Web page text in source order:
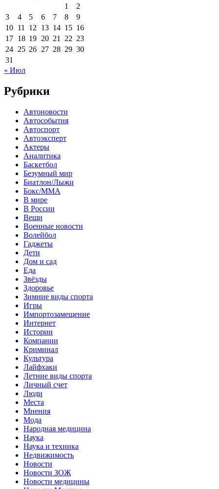
1
2
3
4 5 6 7 8
9
10 11 12 13 14 15 16
17 18 19 20 21 22 23
24 25 26 27 28 29 30
31
« Июл
Рубрики
Автоновости
Автособытия
Автоспорт
Автоэксперт
Актеры
Аналитика
Баскетбол
Безумный мир
Биатлон/Лыжи
Бокс/MMA
В мире
В России
Вещи
Военные новости
Волейбол
Гаджеты
Дети
Дом и сад
Еда
Звёзды
Здоровье
Зимние виды спорта
Игры
Импортозамещение
Интернет
Истории
Компании
Криминал
Культура
Лайфхаки
Летние виды спорта
Личный счет
Люди
Места
Мнения
Мода
Народная медицина
Наука
Наука и техника
Недвижимость
Новости
Новости ЗОЖ
Новости медицины